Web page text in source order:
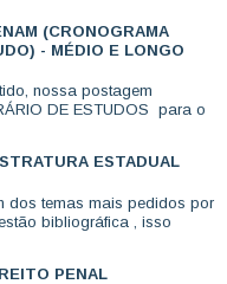
(CRONOGRAMA
- MÉDIO E LONGO
nossa postagem
DE ESTUDOS para o
ESTADUAL
dos temas mais pedidos por
bibliográfica , isso
PENAL